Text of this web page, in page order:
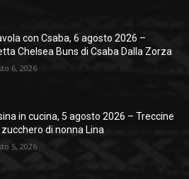
con Csaba, 6 agosto 2026 –
Chelsea Buns di Csaba Dalla Zorza
6, 2026
in cucina, 5 agosto 2026 – Treccine
zucchero di nonna Lina
5, 2026